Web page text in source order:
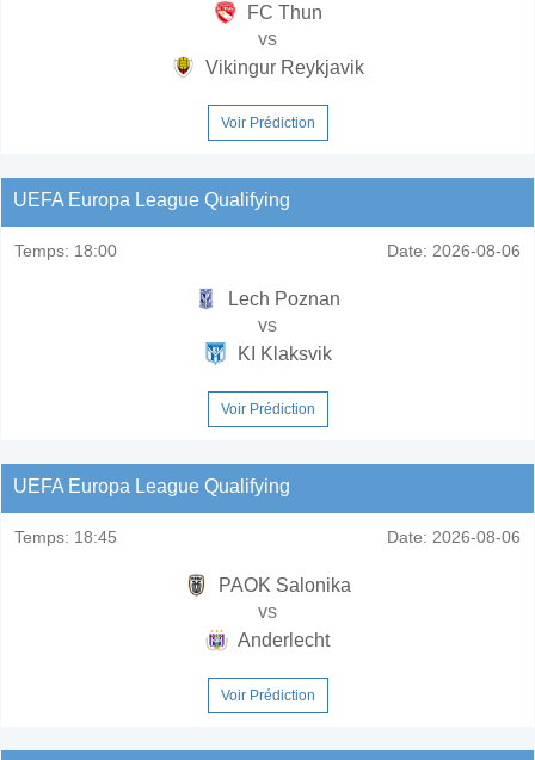
FC Thun
vs
Vikingur Reykjavik
Voir Prédiction
UEFA Europa League Qualifying
Temps: 18:00 Date: 2026-08-06
Lech Poznan
vs
KI Klaksvik
Voir Prédiction
UEFA Europa League Qualifying
Temps: 18:45 Date: 2026-08-06
PAOK Salonika
vs
Anderlecht
Voir Prédiction